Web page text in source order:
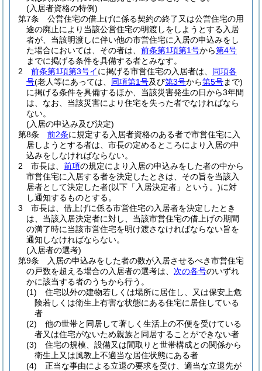
(入居者資格の特例)
第7条
公営住宅の借上げに係る契約の終了又は公営住宅の用
途の廃止により当該公営住宅の明渡しをしようとする入居
者が、当該明渡しに伴い他の市営住宅に入居の申込みをし
た場合においては、その者は、 前条第1項第1号から第4号
までに掲げる条件を具備する者とみなす。
2
前条第1項第3号イに掲げる市営住宅の入居者は、 同項各
号(老人等にあっては、 同項第1号及び第3号から第5号まで)
に掲げる条件を具備するほか、当該災害発生の日から3年間
は、なお、当該災害により住宅を失った者でなければなら
ない。
(入居の申込み及び決定)
第8条
前2条に規定する入居者資格のある者で市営住宅に入
居しようとする者は、市長の定めるところにより入居の申
込みをしなければならない。
2
市長は、 前項の規定により入居の申込みをした者の中から
市営住宅に入居する者を決定したときは、その旨を当該入
居者として決定した者(以下「入居決定者」という。)に対
し通知するものとする。
3
市長は、借上げに係る市営住宅の入居者を決定したとき
は、当該入居決定者に対し、当該市営住宅の借上げの期間
の満了時に当該市営住宅を明け渡さなければならない旨を
通知しなければならない。
(入居者の選考)
第9条
入居の申込みをした者の数が入居させるべき市営住宅
の戸数を超える場合の入居者の選考は、 次の各号のいずれ
かに該当する者のうちから行う。
(1)
住宅以外の建物若しくは場所に居住し、又は保安上危
険若しくは衛生上有害な状態にある住宅に居住している
者
(2)
他の世帯と同居して著しく生活上の不便を受けている
者又は住宅がないため親族と同居することができない者
(3)
住宅の規模、設備又は間取りと世帯構成との関係から
衛生上又は風教上不適当な居住状態にある者
(4)
正当な事由による立退の要求を受け、適当な立退先が